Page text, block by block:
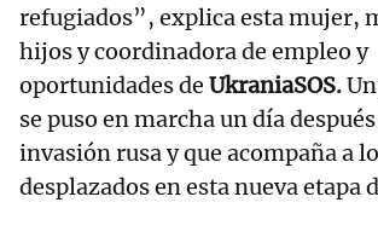
refugiados”, explica esta mujer,
hijos y coordinadora de empleo y
oportunidades de UkraniaSOS.
se puso en marcha un día
invasión rusa y que acompaña a
desplazados en esta nueva etapa